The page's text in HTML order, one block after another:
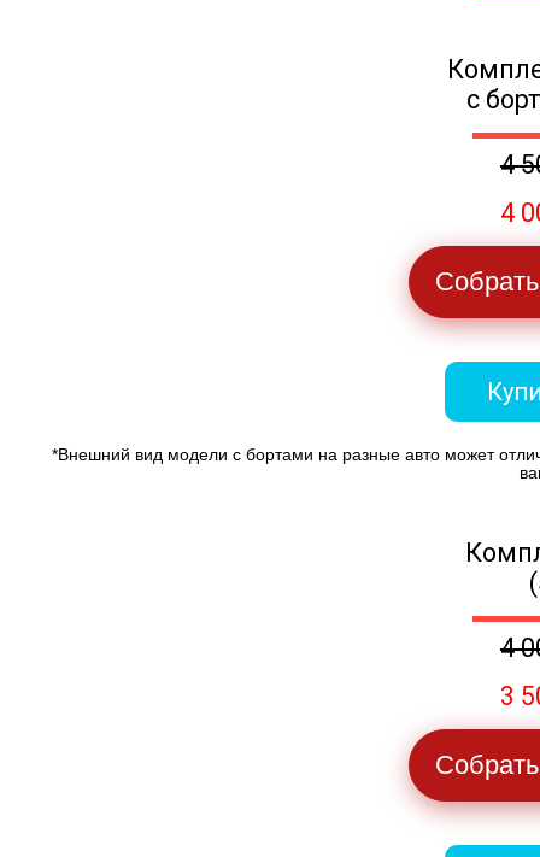
с
4
4
*Внешний вид модели с бортами на разные авто может
4
3